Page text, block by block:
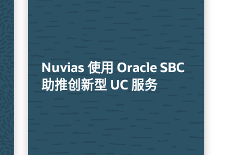
Nuvias 使用 Oracle SBC
助推创新型 UC 服务